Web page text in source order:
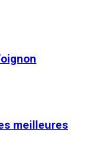
meilleures